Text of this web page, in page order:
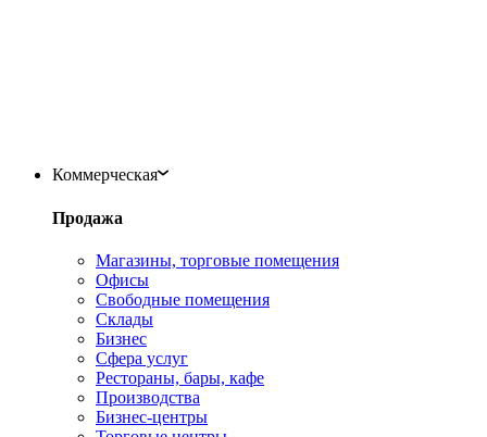
Коммерческая
Продажа
Магазины, торговые помещения
Офисы
Свободные помещения
Склады
Бизнес
Сфера услуг
Рестораны, бары, кафе
Производства
Бизнес-центры